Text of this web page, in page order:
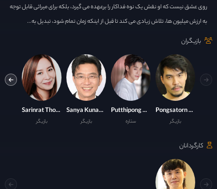
روی عشق نیست که او نقش یک نوه فداکار را برعهده می گیرد، بلکه برای میراثی قابل توجه
به ارزش میلیون ها، تلاش زیادی می کند تا قبل از اینکه زمان تمام شود، تبدیل به...
بازیگران
Pongsatorn Jongwilas
بازیگر
Putthipong Assaratanakul
ستاره
Sanya Kunakorn
بازیگر
Sarinrat Thomas
بازیگر
کارگردانان